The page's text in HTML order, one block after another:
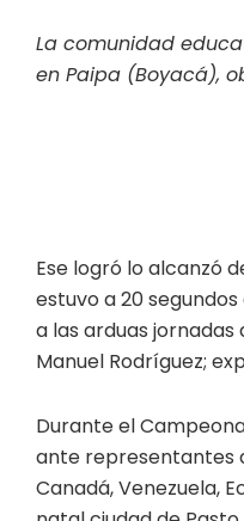
La comunidad
en Paipa (Boyacá),
Ese logró lo alcanzó
estuvo a 20
a las arduas
Manuel Rodríguez;
Durante el
ante representantes
Canadá, Venezuela,